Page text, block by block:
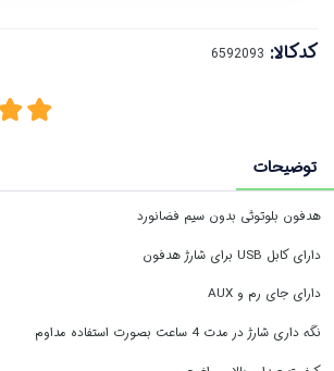
کدکالا:
توضیحات
هدفون بلوتوثی بدون سیم فضانورد
دارای کابل USB برای شارژ هدفون
دارای جای رم و AUX
نگه داری شارژ در مدت 4 ساعت بصورت استفاده مداوم